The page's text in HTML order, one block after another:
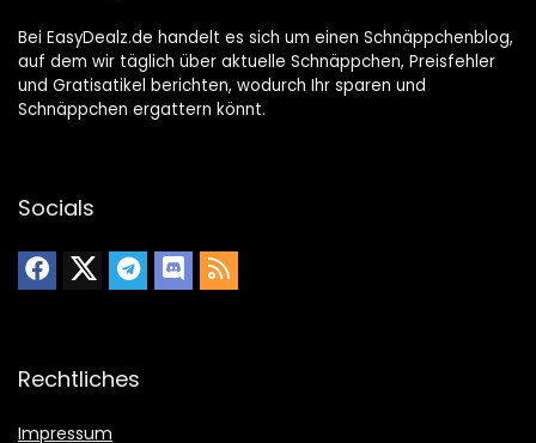
Bei EasyDealz.de handelt es sich um einen Schnäppchenblog,
auf dem wir täglich über aktuelle Schnäppchen, Preisfehler
und Gratisatikel berichten, wodurch Ihr sparen und
Schnäppchen ergattern könnt.
Socials
Rechtliches
Impressum